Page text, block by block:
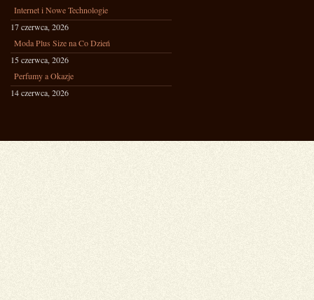
Internet i Nowe Technologie
17 czerwca, 2026
Moda Plus Size na Co Dzień
15 czerwca, 2026
Perfumy a Okazje
14 czerwca, 2026